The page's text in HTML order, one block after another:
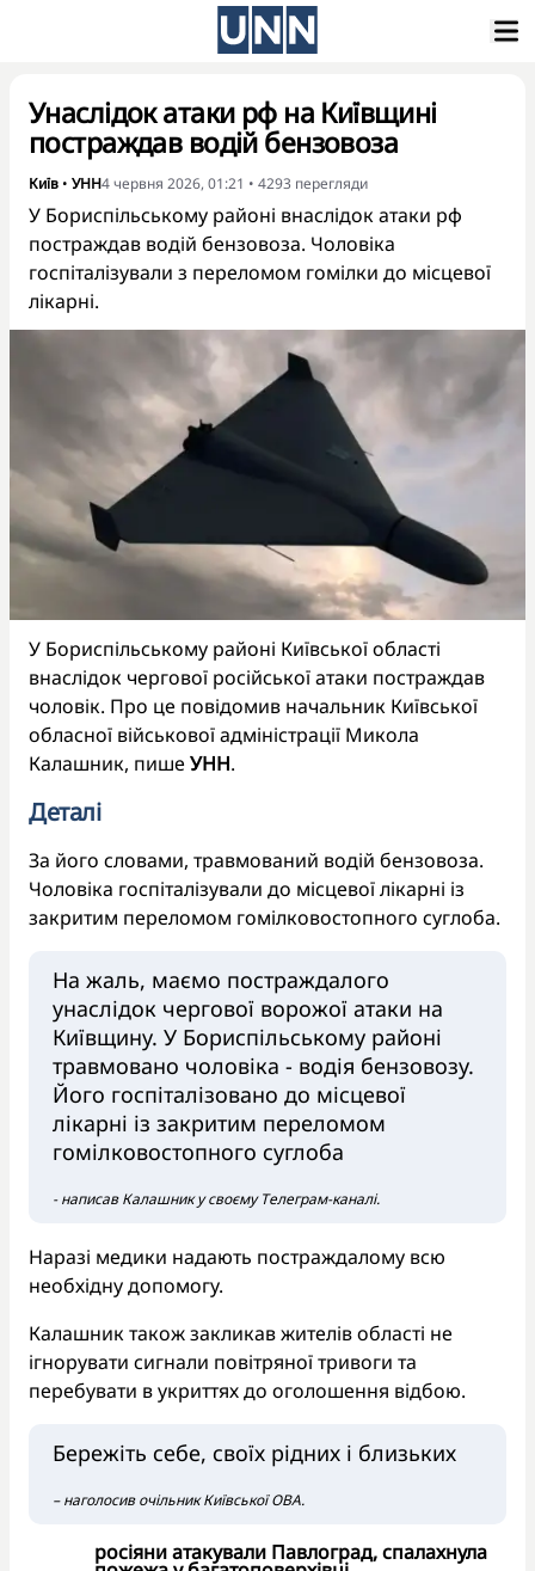
Унаслідок атаки рф на Київщині
постраждав водій бензовоза
Київ • УНН4 червня 2026, 01:21 • 4293 перегляди
У Бориспільському районі внаслідок атаки рф
постраждав водій бензовоза. Чоловіка
госпіталізували з переломом гомілки до місцевої
лікарні.
У Бориспільському районі Київської області
внаслідок чергової російської атаки постраждав
чоловік. Про це повідомив начальник Київської
обласної військової адміністрації Микола
Калашник, пише УНН.
Деталі
За його словами, травмований водій бензовоза.
Чоловіка госпіталізували до місцевої лікарні із
закритим переломом гомілковостопного суглоба.
На жаль, маємо постраждалого
унаслідок чергової ворожої атаки на
Київщину. У Бориспільському районі
травмовано чоловіка - водія бензовозу.
Його госпіталізовано до місцевої
лікарні із закритим переломом
гомілковостопного суглоба
- написав Калашник у своєму Телеграм-каналі.
Наразі медики надають постраждалому всю
необхідну допомогу.
Калашник також закликав жителів області не
ігнорувати сигнали повітряної тривоги та
перебувати в укриттях до оголошення відбою.
Бережіть себе, своїх рідних і близьких
– наголосив очільник Київської ОВА.
росіяни атакували Павлоград, спалахнула